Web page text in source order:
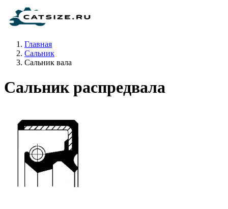
Главная
Сальник
Сальник вала
Сальник распредвала